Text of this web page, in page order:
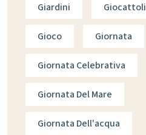
Giardini Giocattoli
Gioco Giornata
Giornata Celebrativa
Giornata Del Mare
Giornata Dell'acqua